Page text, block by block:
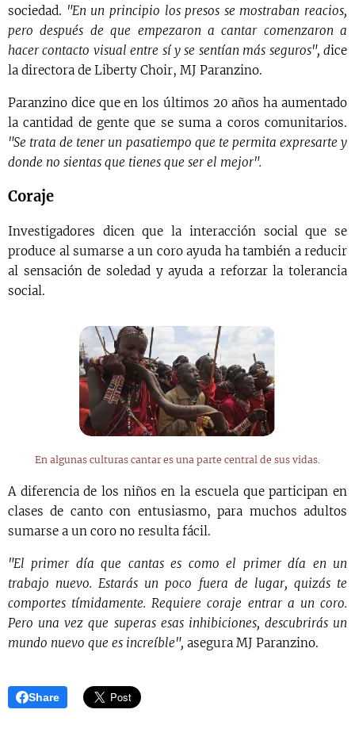
sociedad. "En un principio los presos se mostraban reacios,
pero después de que empezaron a cantar comenzaron a
hacer contacto visual entre sí y se sentían más seguros", dice
la directora de Liberty Choir, MJ Paranzino.
Paranzino dice que en los últimos 20 años ha aumentado
la cantidad de gente que se suma a coros comunitarios.
"Se trata de tener un pasatiempo que te permita expresarte y
donde no sientas que tienes que ser el mejor".
Coraje
Investigadores dicen que la interacción social que se
produce al sumarse a un coro ayuda ha también a reducir
al sensación de soledad y ayuda a reforzar la tolerancia
social.
En algunas culturas cantar es una parte central de sus vidas.
A diferencia de los niños en la escuela que participan en
clases de canto con entusiasmo, para muchos adultos
sumarse a un coro no resulta fácil.
"El primer día que cantas es como el primer día en un
trabajo nuevo. Estarás un poco fuera de lugar, quizás te
comportes tímidamente. Requiere coraje entrar a un coro.
Pero una vez que superas esas inhibiciones, descubrirás un
mundo nuevo que es increíble", asegura MJ Paranzino.
Share